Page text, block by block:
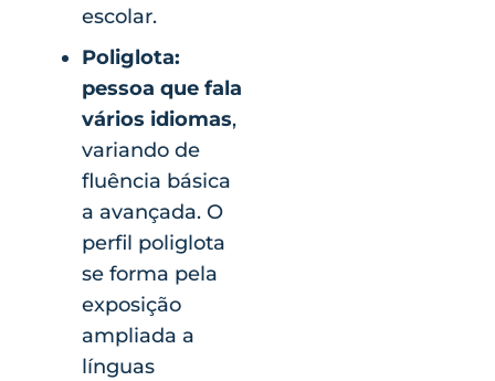
escolar.
Poliglota:
pessoa que fala
vários idiomas,
variando de
fluência básica
a avançada. O
perfil poliglota
se forma pela
exposição
ampliada a
línguas